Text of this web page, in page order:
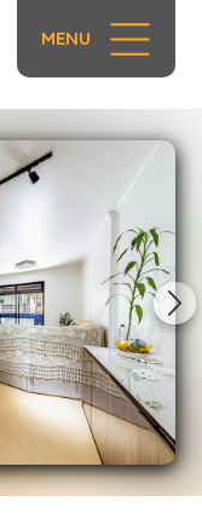
MENU